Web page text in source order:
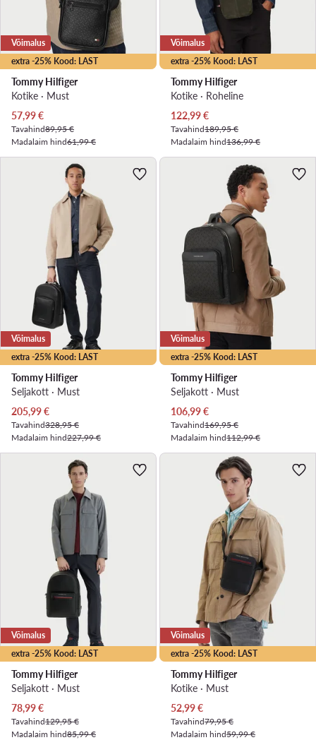
extra -25% Kood: LAST
Võimalus
Tommy Hilfiger
Kotike · Must
Praegune hind
57,99€
Tavahind89,95 €
Madalaim hind61,99 €
extra -25% Kood: LAST
Võimalus
Tommy Hilfiger
Kotike · Roheline
Praegune hind
122,99€
Tavahind189,95 €
Madalaim hind136,99 €
extra -25% Kood: LAST
Võimalus
Tommy Hilfiger
Seljakott · Must
Praegune hind
205,99€
Tavahind328,95 €
Madalaim hind227,99 €
extra -25% Kood: LAST
Võimalus
Tommy Hilfiger
Seljakott · Must
Praegune hind
106,99€
Tavahind169,95 €
Madalaim hind112,99 €
extra -25% Kood: LAST
Võimalus
Tommy Hilfiger
Seljakott · Must
Praegune hind
78,99€
Tavahind129,95 €
Madalaim hind85,99 €
extra -25% Kood: LAST
Võimalus
Tommy Hilfiger
Kotike · Must
Praegune hind
52,99€
Tavahind79,95 €
Madalaim hind59,99 €